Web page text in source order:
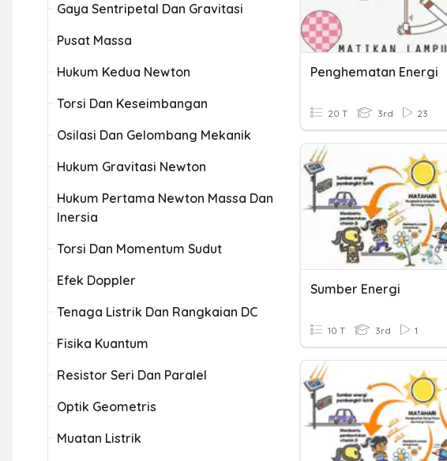
Gaya Sentripetal Dan Gravitasi
Pusat Massa
Hukum Kedua Newton
Torsi Dan Keseimbangan
Osilasi Dan Gelombang Mekanik
Hukum Gravitasi Newton
Hukum Pertama Newton Massa Dan
Inersia
Torsi Dan Momentum Sudut
Efek Doppler
Tenaga Listrik Dan Rangkaian DC
Fisika Kuantum
Resistor Seri Dan Paralel
Optik Geometris
Muatan Listrik
Penghematan Energi
20 T 3rd 23
Sumber Energi
10 T 3rd 1